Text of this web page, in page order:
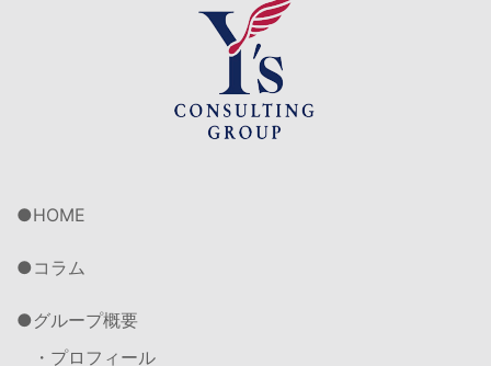
HOME
コラム
グループ概要
・プロフィール